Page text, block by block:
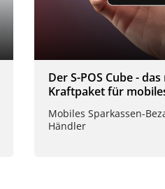
Der S-POS Cube -
Kraftpaket für
Mobiles Sparkassen-
Händler